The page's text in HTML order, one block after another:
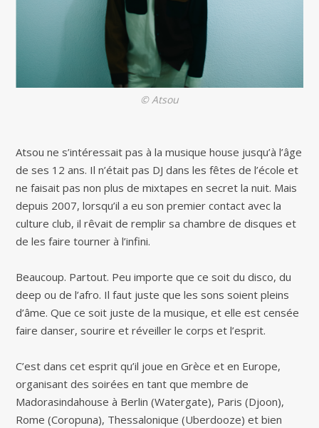
© Atsou
Atsou ne s’intéressait pas à la musique house jusqu’à l’âge
de ses 12 ans. Il n’était pas DJ dans les fêtes de l’école et
ne faisait pas non plus de mixtapes en secret la nuit. Mais
depuis 2007, lorsqu’il a eu son premier contact avec la
culture club, il rêvait de remplir sa chambre de disques et
de les faire tourner à l’infini.
Beaucoup. Partout. Peu importe que ce soit du disco, du
deep ou de l’afro. Il faut juste que les sons soient pleins
d’âme. Que ce soit juste de la musique, et elle est censée
faire danser, sourire et réveiller le corps et l’esprit.
C’est dans cet esprit qu’il joue en Grèce et en Europe,
organisant des soirées en tant que membre de
Madorasindahouse à Berlin (Watergate), Paris (Djoon),
Rome (Coropuna), Thessalonique (Uberdooze) et bien